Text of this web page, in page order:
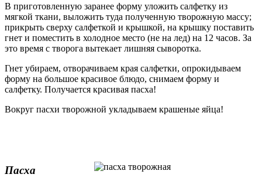
В приготовленную заранее форму уложить салфетку из
мягкой ткани, выложить туда полученную творожную массу;
прикрыть сверху салфеткой и крышкой, на крышку поставить
гнет и поместить в холодное место (не на лед) на 12 часов. За
это время с творога вытекает лишняя сыворотка.
Гнет убираем, отворачиваем края салфетки, опрокидываем
форму на большое красивое блюдо, снимаем форму и
салфетку. Получается красивая пасха!
Вокруг пасхи творожной укладываем крашеные яйца!
Пасха